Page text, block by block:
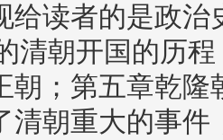
给读者的是政
清朝开国的历
朝；第五章乾
清朝重大的事